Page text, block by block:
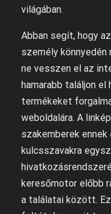
világában.
Abban segít, hogy
személy könnyedén
ne vesszen el az
hamarabb találjon
termékeket
weboldalára. A
szakemberek ennek
kulcsszavakra
keresőmotor előbb
a találatai között.